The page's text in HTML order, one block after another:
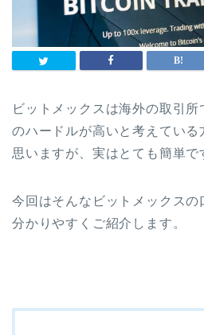
ビットメックスは海外の取引
のハードルが高いと考えている
思いますが、実はとても簡単で
今回はそんなビットメックスの
分かりやすくご紹介します。